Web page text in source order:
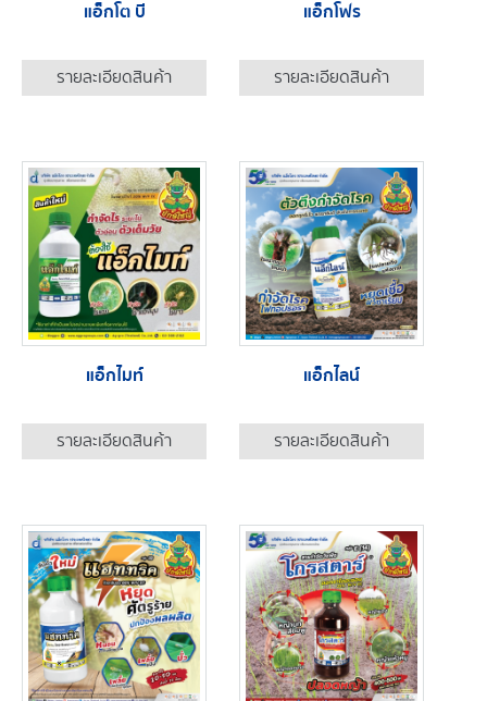
แอ็กโต บี
รายละเอียดสินค้า
แอ็กโฟร
รายละเอียดสินค้า
แอ็กไมท์
รายละเอียดสินค้า
แอ็กไลน์
รายละเอียดสินค้า